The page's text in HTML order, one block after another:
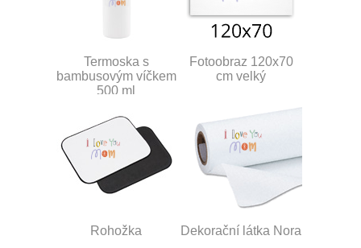
Termoska s
bambusovým víčkem
500 ml
Fotoobraz 120x70
cm velký
Rohožka Dekorační látka Nora